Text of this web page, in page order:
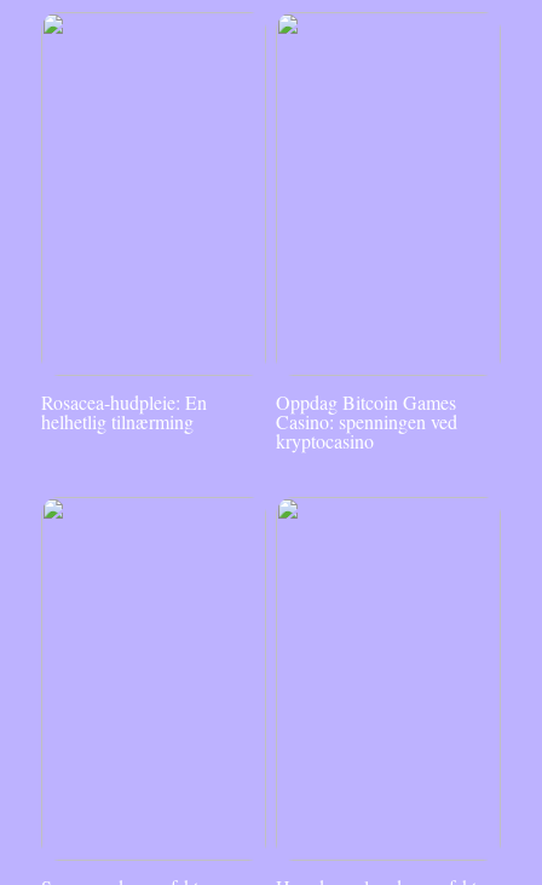
Rosacea-hudpleie: En
helhetlig tilnærming
Oppdag Bitcoin Games
Casino: spenningen ved
kryptocasino